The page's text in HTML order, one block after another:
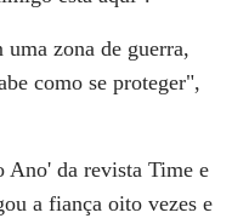
uma zona de guerra,
como se proteger",
Ano' da revista Time e
a fiança oito vezes e